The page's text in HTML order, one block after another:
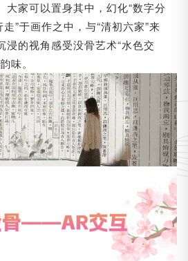
大家可以置身其中，幻化“数字分
”于画作之中，与“清初六家”来
浸的视角感受没骨艺术“水色交
味。